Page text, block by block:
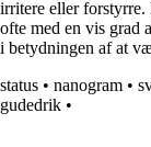
irritere eller
ofte med en vis grad
i betydningen af at
status • nanogram •
gudedrik •